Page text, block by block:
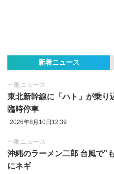
新着ニュース
一般ニュース
東北新幹線に「ハト」が乗り
臨時停車
2026年8月10日12:39
一般ニュース
沖縄のラーメン二郎 台風で"
にネギ